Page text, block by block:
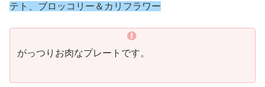
テト、ブロッコリー＆カリフラワー
がっつりお肉なプレートです。